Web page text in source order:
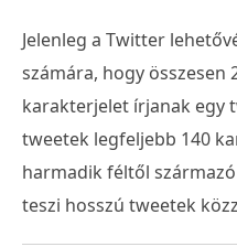
Jelenleg a Twitter
számára, hogy összesen
karakterjelet írjanak egy
tweetek legfeljebb 140
harmadik féltől
teszi hosszú tweetek